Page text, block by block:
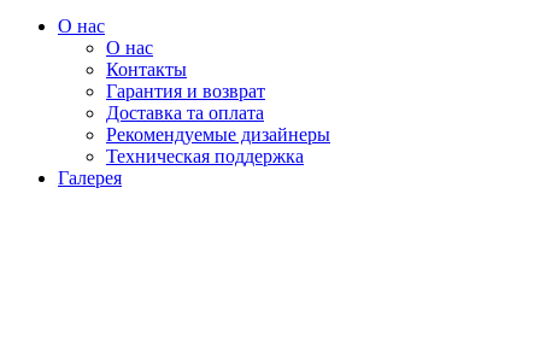
О нас
О нас
Контакты
Гарантия и возврат
Доставка та оплата
Рекомендуемые дизайнеры
Техническая поддержка
Галерея